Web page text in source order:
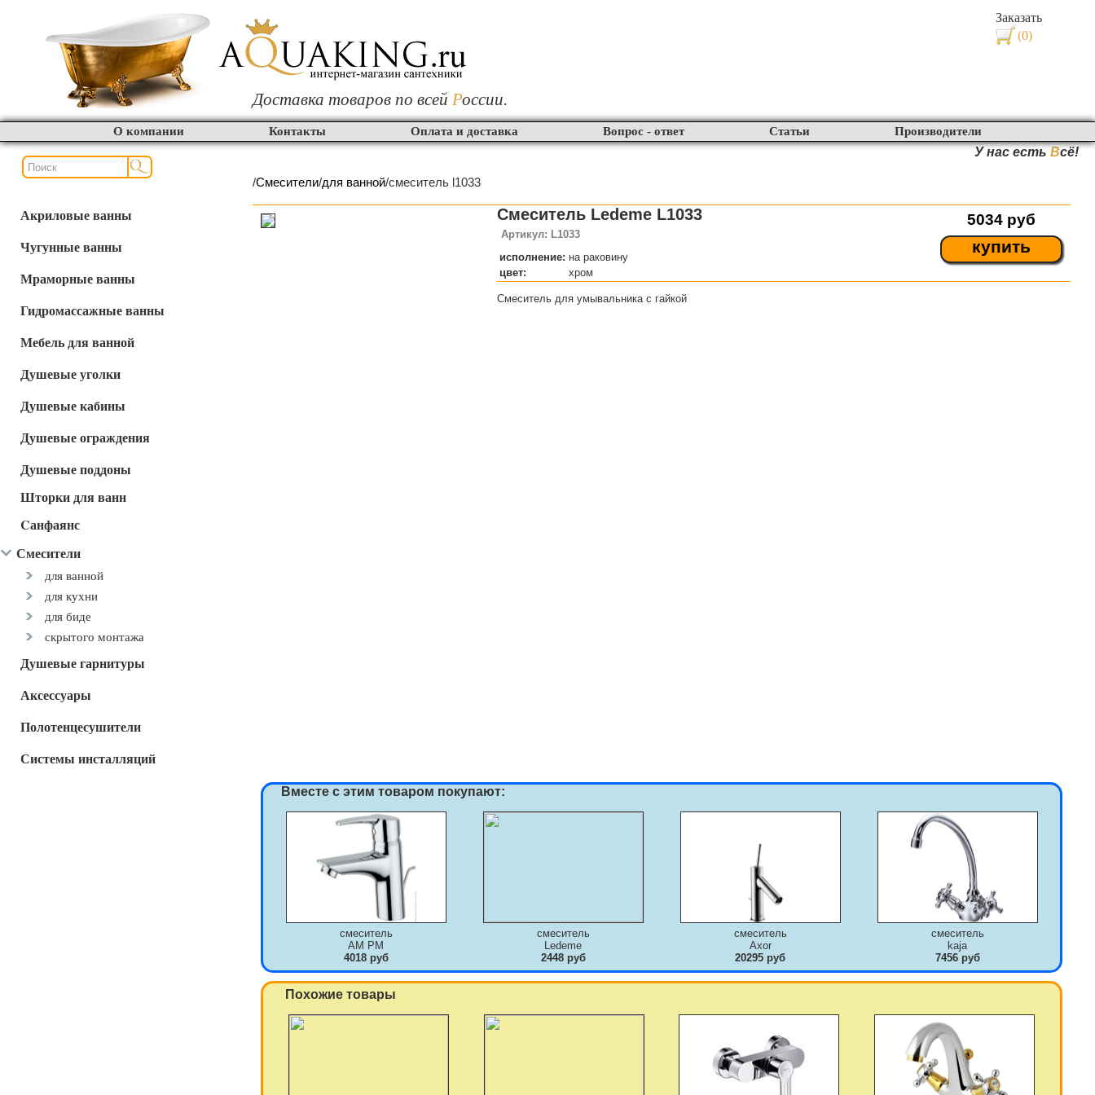
Заказать
(0)
Доставка товаров по всей России.
О компании Контакты Оплата и доставка Вопрос - ответ Статьи Производители
У нас есть Всё!
Акриловые ванны
Чугунные ванны
Мраморные ванны
Гидромассажные ванны
Мебель для ванной
Душевые уголки
Душевые кабины
Душевые ограждения
Душевые поддоны
Шторки для ванн
Cанфаянс
Смесители
для ванной
для кухни
для биде
скрытого монтажа
Душевые гарнитуры
Аксессуары
Полотенцесушители
Системы инсталляций
/Смесители/для ванной/смеситель l1033
5034 руб
купить
Смеситель Ledeme L1033
Артикул: L1033
исполнение: на раковину
цвет:
хром
Смеситель для умывальника с гайкой
Вместе с этим товаром покупают:
смеситель
AM PM
4018 руб
смеситель
Ledeme
2448 руб
смеситель
Axor
20295 руб
смеситель
kaja
7456 руб
Похожие товары